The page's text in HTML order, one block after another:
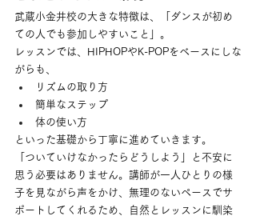
武蔵小金井校の大きな特徴は、「ダンスが初め
ての人でも参加しやすいこと」。
レッスンでは、HIPHOPやK-POPをベースにしな
がらも、
リズムの取り方
簡単なステップ
体の使い方
といった基礎から丁寧に進めていきます。
「ついていけなかったらどうしよう」と不安に
思う必要はありません。講師が一人ひとりの様
子を見ながら声をかけ、無理のないペースでサ
ポートしてくれるため、自然とレッスンに馴染